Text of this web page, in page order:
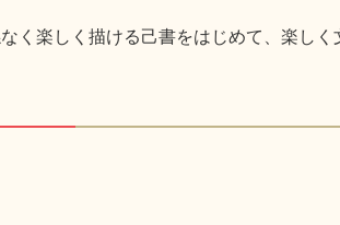
く楽しく描ける己書をはじめて、楽し